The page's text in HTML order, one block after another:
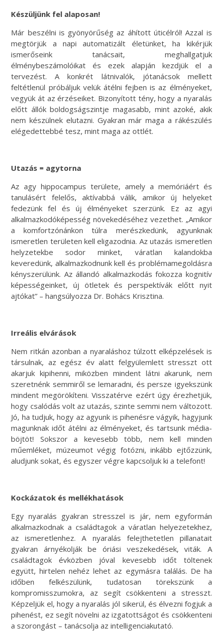
Készüljünk fel alaposan!
Már beszélni is gyönyörűség az áhított úticélról! Azzal is
megtörjük a napi automatizált életünket, ha kikérjük
ismerőseink tanácsait, meghallgatjuk
élménybeszámolóikat és ezek alapján kezdjük el a
tervezést. A konkrét látnivalók, jótanácsok mellett
feltétlenül próbáljuk velük átélni fejben is az élményeket,
vegyük át az érzéseiket. Bizonyított tény, hogy a nyaralás
előtt állók boldogságszintje magasabb, mint azoké, akik
nem készülnek elutazni. Gyakran már maga a rákészülés
elégedettebbé tesz, mint maga az ottlét.
Utazás = agytorna
Az agy hippocampus területe, amely a memóriáért és
tanulásért felelős, aktívabbá válik, amikor új helyeket
fedezünk fel és új élményeket szerzünk. Ez az agyi
alkalmazkodóképesség növekedéséhez vezethet. „Amikor
a komfortzónánkon túlra merészkedünk, agyunknak
ismeretlen területen kell eligazodnia. Az utazás ismeretlen
helyzetekbe sodor minket, váratlan kalandokba
keveredünk, alkalmazkodnunk kell és problémamegoldásra
kényszerülünk. Az állandó alkalmazkodás fokozza kognitív
képességeinket, új ötletek és perspektívák előtt nyit
ajtókat” – hangsúlyozza Dr. Bohács Krisztina.
Irreális elvárások
Nem ritkán azonban a nyaraláshoz túlzott elképzelések is
társulnak, az egész év alatt felgyülemlett stresszt ott
akarjuk kipihenni, miközben mindent látni akarunk, nem
szeretnénk semmiről se lemaradni, és persze igyekszünk
mindent megörökíteni. Visszatérve ezért úgy érezhetjük,
hogy csalódás volt az utazás, szinte semmi nem változott.
Jó, ha tudjuk, hogy az agyunk is pihenésre vágyik, hagyjunk
magunknak időt átélni az élményeket, és tartsunk média-
böjtöt! Sokszor a kevesebb több, nem kell minden
műemléket, múzeumot végig fotózni, inkább ejtőzzünk,
aludjunk sokat, és egyszer végre kapcsoljuk ki a telefont!
Kockázatok és mellékhatások
Egy nyaralás gyakran stresszel is jár, nem egyformán
alkalmazkodnak a családtagok a váratlan helyezetekhez,
az ismeretlenhez. A nyaralás felejthetetlen pillanatait
gyakran árnyékolják be óriási veszekedések, viták. A
családtagok évközben jóval kevesebb időt töltenek
együtt, hirtelen nehéz lehet az egymásra találás. De ha
időben felkészülünk, tudatosan törekszünk a
kompromisszumokra, az segít csökkenteni a stresszt.
Képzeljük el, hogy a nyaralás jól sikerül, és élvezni fogjuk a
pihenést, ez segít növelni az izgatottságot és csökkenteni
a szorongást – tanácsolja az intelligenciakutató.